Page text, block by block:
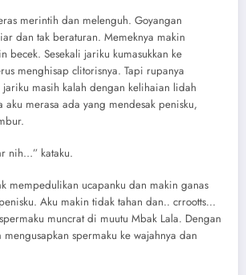
merintih dan melenguh. Goyangan
dan tak beraturan. Memeknya makin
becek. Sesekali jariku kumasukkan ke
menghisap clitorisnya. Tapi rupanya
masih kalah dengan kelihaian lidah
aku merasa ada yang mendesak penisku,
nih…” kataku.
mempedulikan ucapanku dan makin ganas
Aku makin tidak tahan dan.. crrootts…
muncrat di muutu Mbak Lala. Dengan
mengusapkan spermaku ke wajahnya dan